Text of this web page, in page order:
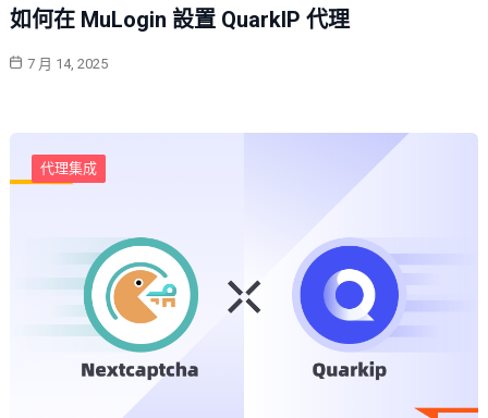
如何在 MuLogin 設置 QuarkIP 代理
7 月 14, 2025
代理集成